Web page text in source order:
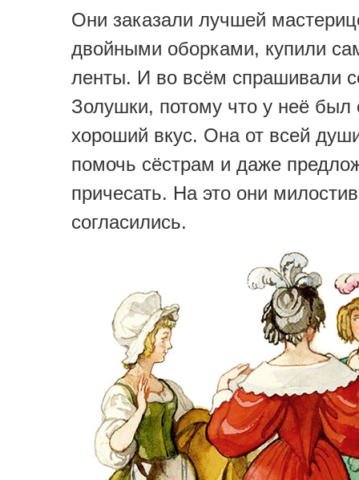
Они заказали лучшей
двойными оборками, купили
ленты. И во всём спрашивали
Золушки, потому что у неё был
хороший вкус. Она от всей
помочь сёстрам и даже
причесать. На это они
согласились.